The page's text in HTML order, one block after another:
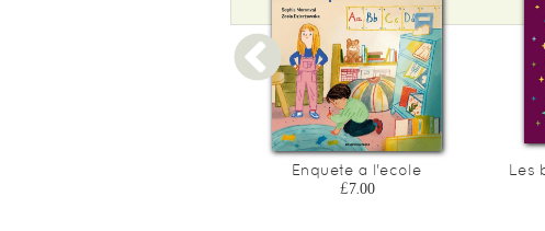
Epaisseur : 3
Enquete a l'ecole
£7.00
Les